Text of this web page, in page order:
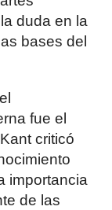
duda en la
bases del
fue el
criticó
importancia
de las